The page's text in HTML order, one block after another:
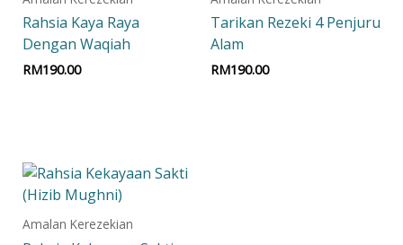
Rahsia Kaya Raya
Dengan Waqiah
RM190.00
Tarikan Rezeki 4 Penjuru
Alam
RM190.00
Amalan Kerezekian